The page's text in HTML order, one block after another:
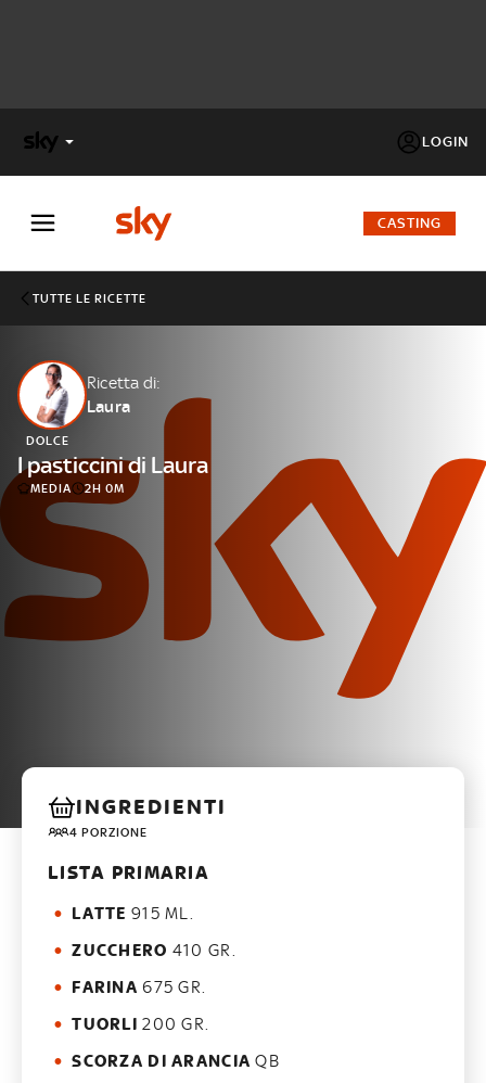
LOGIN
FACTOR
Cos’altro vedere:
PROGRAMMI SKY
Un mondo di offerte:
SKY.IT
NOW
CASTING
TUTTE LE RICETTE
Ricetta di:
Laura
DOLCE
I pasticcini di Laura
MEDIA 2H 0M
INGREDIENTI
4 PORZIONE
LISTA PRIMARIA
LATTE 915 ML.
ZUCCHERO 410 GR.
FARINA 675 GR.
TUORLI 200 GR.
SCORZA DI ARANCIA QB